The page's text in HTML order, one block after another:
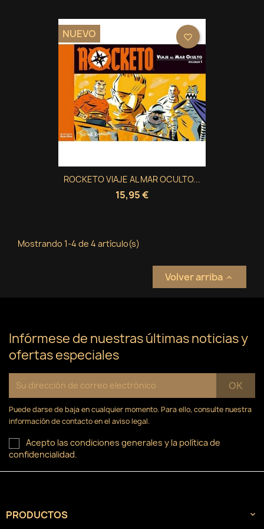
ROCKETO VIAJE AL MAR OCULTO...
15,95 €
NUEVO favorite_border
Mostrando 1-4 de 4 artículo(s)
Volver arriba 
Infórmese de nuestras últimas noticias y
ofertas especiales
Puede darse de baja en cualquier momento. Para ello, consulte nuestra
información de contacto en el aviso legal.
Acepto las condiciones generales y la política de
confidencialidad.
PRODUCTOS 